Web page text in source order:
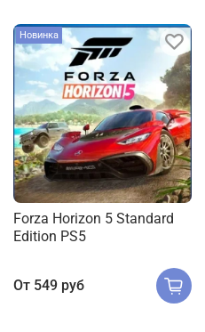
Новинка
Forza Horizon 5 Standard
Edition PS5
От 549 руб